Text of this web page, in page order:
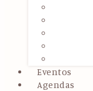
Eventos
Agendas